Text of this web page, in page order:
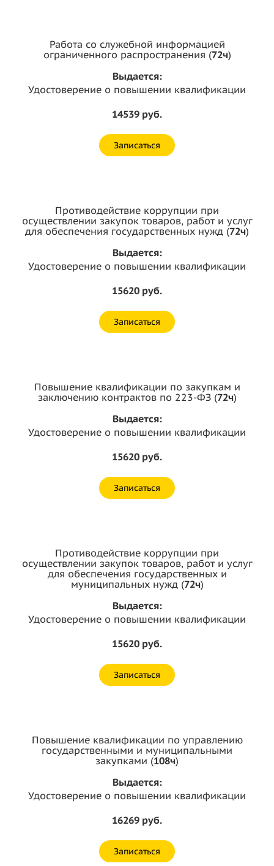
Работа со служебной информацией
ограниченного распространения (72ч)
Выдается:
Удостоверение о повышении квалификации
14539 руб.
Записаться
Противодействие коррупции при
осуществлении закупок товаров, работ и услуг
для обеспечения государственных нужд (72ч)
Выдается:
Удостоверение о повышении квалификации
15620 руб.
Записаться
Повышение квалификации по закупкам и
заключению контрактов по 223-ФЗ (72ч)
Выдается:
Удостоверение о повышении квалификации
15620 руб.
Записаться
Противодействие коррупции при
осуществлении закупок товаров, работ и услуг
для обеспечения государственных и
муниципальных нужд (72ч)
Выдается:
Удостоверение о повышении квалификации
15620 руб.
Записаться
Повышение квалификации по управлению
государственными и муниципальными
закупками (108ч)
Выдается:
Удостоверение о повышении квалификации
16269 руб.
Записаться